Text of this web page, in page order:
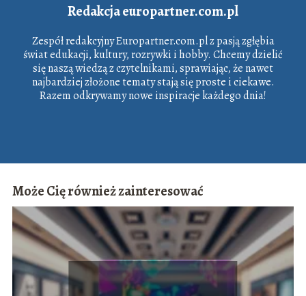
Redakcja europartner.com.pl
Zespół redakcyjny Europartner.com.pl z pasją zgłębia
świat edukacji, kultury, rozrywki i hobby. Chcemy dzielić
się naszą wiedzą z czytelnikami, sprawiając, że nawet
najbardziej złożone tematy stają się proste i ciekawe.
Razem odkrywamy nowe inspiracje każdego dnia!
Może Cię również zainteresować